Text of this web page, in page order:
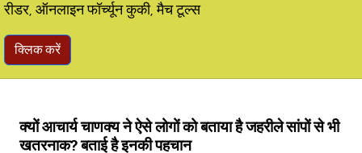
रीडर, ऑनलाइन फॉर्च्यून कुकी, मैच टूल्स
क्लिक करें
क्यों आचार्य चाणक्य ने ऐसे लोगों को बताया है जहरीले सांपों से भी
खतरनाक? बताई है इनकी पहचान